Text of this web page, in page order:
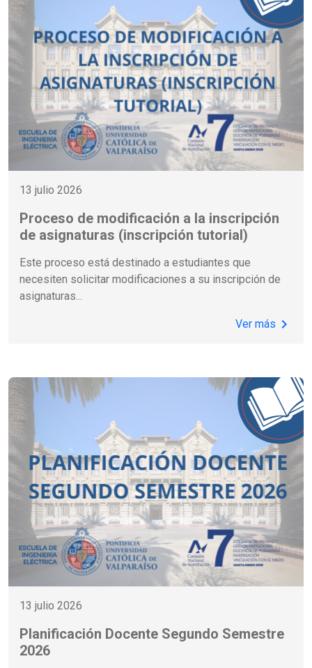
13 julio 2026
Proceso de modificación a la inscripción
de asignaturas (inscripción tutorial)
Este proceso está destinado a estudiantes que
necesiten solicitar modificaciones a su inscripción de
asignaturas...
Ver más chevron_right
13 julio 2026
Planificación Docente Segundo Semestre
2026